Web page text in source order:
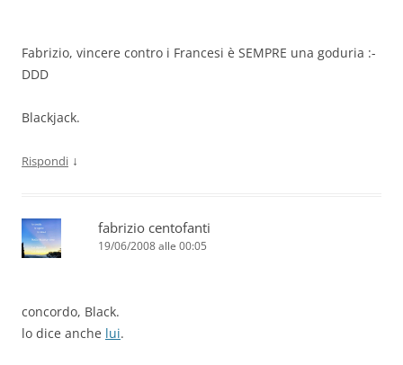
Fabrizio, vincere contro i Francesi è SEMPRE una goduria :-
DDD
Blackjack.
Rispondi ↓
fabrizio centofanti
19/06/2008 alle 00:05
concordo, Black.
lo dice anche lui.